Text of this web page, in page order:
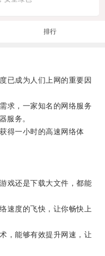
排行
成为人们上网的重要因
，一家知名的网络服务
服务。
一小时的高速网络体
还是下载大文件，都能
度的飞快，让你畅快上
能够有效提升网速，让